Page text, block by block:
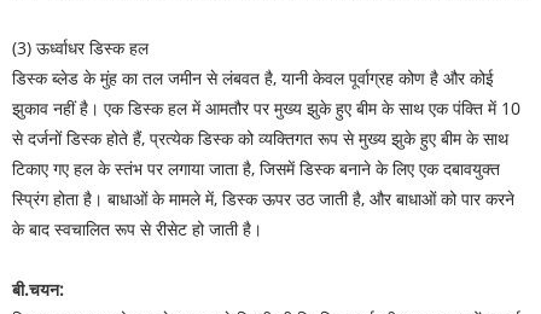
(3) ऊर्ध्वाधर डिस्क हल
डिस्क ब्लेड के मुंह का तल जमीन से लंबवत है, यानी केवल पूर्वाग्रह कोण है और कोई
झुकाव नहीं है। एक डिस्क हल में आमतौर पर मुख्य झुके हुए बीम के साथ एक पंक्ति में 10
से दर्जनों डिस्क होते हैं, प्रत्येक डिस्क को व्यक्तिगत रूप से मुख्य झुके हुए बीम के साथ
टिकाए गए हल के स्तंभ पर लगाया जाता है, जिसमें डिस्क बनाने के लिए एक दबावयुक्त
स्प्रिंग होता है। बाधाओं के मामले में, डिस्क ऊपर उठ जाती है, और बाधाओं को पार करने
के बाद स्वचालित रूप से रीसेट हो जाती है।
बी.चयन: